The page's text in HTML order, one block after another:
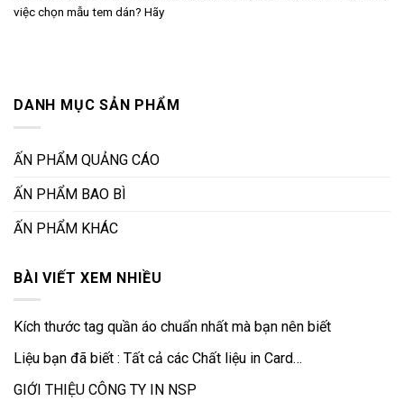
DANH MỤC SẢN PHẨM
ẤN PHẨM QUẢNG CÁO
ẤN PHẨM BAO BÌ
ẤN PHẨM KHÁC
BÀI VIẾT XEM NHIỀU
Kích thước tag quần áo chuẩn nhất mà bạn nên biết
Liệu bạn đã biết : Tất cả các Chất liệu in Card…
GIỚI THIỆU CÔNG TY IN NSP
việc chọn mẫu tem dán? Hãy